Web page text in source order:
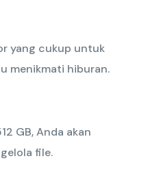
yang cukup untuk
menikmati hiburan.
GB, Anda akan
file.